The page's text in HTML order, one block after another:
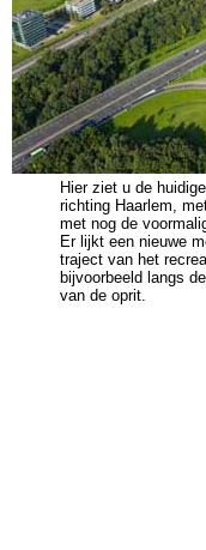
Hier ziet u de
richting Haarlem,
met nog de
Er lijkt een nieuwe
traject van het
bijvoorbeeld langs
van de oprit.